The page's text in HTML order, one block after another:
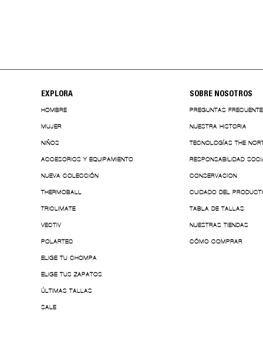
EXPLORA
HOMBRE
MUJER
NIÑOS
ACCESORIOS Y EQUIPAMIENTO
NUEVA COLECCIÓN
THERMOBALL
TRICLIMATE
VECTIV
POLARTEC
ELIGE TU CHOMPA
ELIGE TUS ZAPATOS
ÚLTIMAS TALLAS
SALE
SOBRE NOSOTROS
PREGUNTAS
NUESTRA HISTORIA
TECNOLOGÍAS THE
RESPONSABILIDAD
CONSERVACION
CUIDADO DEL
TABLA DE TALLAS
NUESTRAS TIENDAS
CÓMO COMPRAR